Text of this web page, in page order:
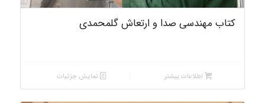
کتاب مهندسی صدا و ارتعاش گلمحمدی